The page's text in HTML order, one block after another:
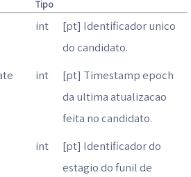
Tipo
int
[pt] Identificador unico
do candidato.
int
[pt] Timestamp epoch
da ultima atualizacao
feita no candidato.
int
[pt] Identificador do
estagio do funil de